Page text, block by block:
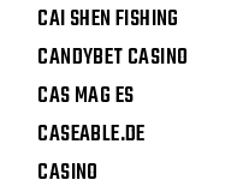
CAI SHEN FISHING
CANDYBET CASINO
CAS MAG ES
CASEABLE.DE
CASINO